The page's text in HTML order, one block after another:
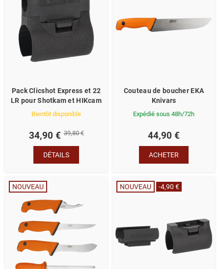
Pack Clicshot Express et 22
LR pour Shotkam et HIKcam
Bientôt disponible
34,90 € 39,80 €
DÉTAILS
Couteau de boucher EKA
Knivars
Expédié sous 48h/72h
44,90 €
ACHETER
NOUVEAU -4,90 €
NOUVEAU